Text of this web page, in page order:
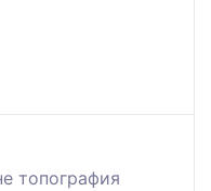
топография